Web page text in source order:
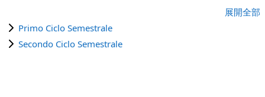
展開全部
Primo Ciclo Semestrale
Secondo Ciclo Semestrale